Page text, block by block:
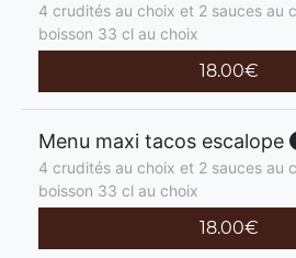
4 crudités au choix et 2 sauces au
boisson 33 cl au choix
18.00€
Menu maxi tacos escalope
4 crudités au choix et 2 sauces au
boisson 33 cl au choix
18.00€